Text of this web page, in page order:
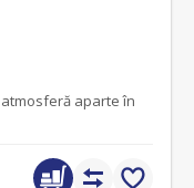
aparte în